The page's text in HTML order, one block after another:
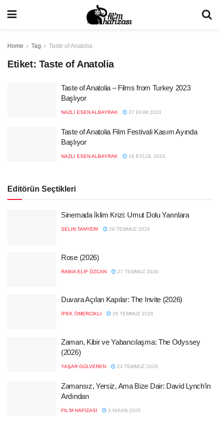
Home Tag Taste of Anatolia
Etiket: Taste of Anatolia
Taste of Anatolia – Films from Turkey 2023
Başlıyor
NAZLI ESEN ALBAYRAK 27 EKIM 2023
Taste of Anatolia Film Festivali Kasım Ayında
Başlıyor
NAZLI ESEN ALBAYRAK 16 EYLÜL 2023
Editörün Seçtikleri
Sinemada İklim Krizi: Umut Dolu Yarınlara
SELIN TANYERI 29 TEMMUZ 2026
Rose (2026)
RABIA ELIF ÖZCAN 27 TEMMUZ 2026
Duvara Açılan Kapılar: The Invite (2026)
İPEK ÖMERCIKLI 26 TEMMUZ 2026
Zaman, Kibir ve Yabancılaşma: The Odyssey
(2026)
YAŞAR GÜLVEREN 23 TEMMUZ 2026
Zamansız, Yersiz, Ama Bize Dair: David Lynch’in
Ardından
FIL'M HAFIZASI 2 NISAN 2025